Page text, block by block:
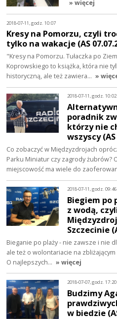
» więcej
2018-07-11, godz. 10:07
Kresy na Pomorzu, czyli
tylko na wakacje (AS
"Kresy na Pomorzu. Tułaczka po
Koprowskiego to książka, która nie
historyczną, ale też zawiera… »
2018-07-11, godz. 10:02
poradnik
którzy nie
wszyscy
Co zobaczyć w Międzyzdrojach
Parku Miniatur czy zagrody żubrów?
miejscowość ma wiele do
2018-07-11, godz. 09:46
Biegiem po
z wodą,
Szczecinie
Bieganie po plaży - nie zawsze i nie
ale też o wolontariacie na
O najlepszych… » więcej
2018-07-07, godz. 17:20
Budzimy
w biedzie